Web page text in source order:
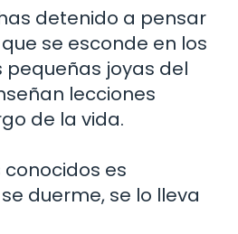
detenido a pensar
se esconde en los
pequeñas joyas del
lecciones
de la vida.
conocidos es
duerme, se lo lleva